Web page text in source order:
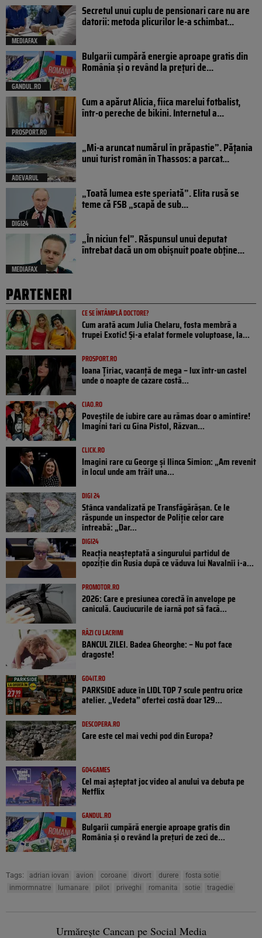
MEDIAFAX
Secretul unui cuplu de pensionari care nu are
datorii: metoda plicurilor le-a schimbat...
GANDUL.RO
Bulgarii cumpără energie aproape gratis din
România și o revând la prețuri de...
PROSPORT.RO
Cum a apărut Alicia, fiica marelui fotbalist,
într-o pereche de bikini. Internetul a...
ADEVARUL
„Mi-a aruncat numărul în prăpastie”. Pățania
unui turist român în Thassos: a parcat...
DIGI24
„Toată lumea este speriată”. Elita rusă se
teme că FSB „scapă de sub...
MEDIAFAX
„În niciun fel”. Răspunsul unui deputat
întrebat dacă un om obișnuit poate obține...
PARTENERI
CE SE ÎNTÂMPLĂ DOCTORE?
Cum arată acum Julia Chelaru, fosta membră a
trupei Exotic! Și-a etalat formele voluptoase, la...
PROSPORT.RO
Ioana Țiriac, vacanță de mega – lux într-un castel
unde o noapte de cazare costă...
CIAO.RO
Poveştile de iubire care au rămas doar o amintire!
Imagini tari cu Gina Pistol, Răzvan...
CLICK.RO
Imagini rare cu George și Ilinca Simion: „Am revenit
în locul unde am trăit una...
DIGI 24
Stânca vandalizată pe Transfăgărășan. Ce le
răspunde un inspector de Poliție celor care
întreabă: „Dar...
DIGI24
Reacția neașteptată a singurului partidul de
opoziţie din Rusia după ce văduva lui Navalnîi i-a...
PROMOTOR.RO
2026: Care e presiunea corectă în anvelope pe
caniculă. Cauciucurile de iarnă pot să facă...
RÂZI CU LACRIMI
BANCUL ZILEI. Badea Gheorghe: – Nu pot face
dragoste!
GO4IT.RO
PARKSIDE aduce în LIDL TOP 7 scule pentru orice
atelier. „Vedeta” ofertei costă doar 129...
DESCOPERA.RO
Care este cel mai vechi pod din Europa?
GO4GAMES
Cel mai așteptat joc video al anului va debuta pe
Netflix
GANDUL.RO
Bulgarii cumpără energie aproape gratis din
România și o revând la prețuri de zeci de...
Tags: adrian iovan avion coroane divort durere
fosta sotie
inmormnatre
lumanare pilot priveghi romanita sotie tragedie
Urmărește Cancan pe Social Media